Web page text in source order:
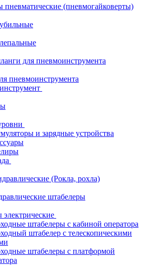
пневматические (пневмогайковерты)
для пневмоинструмента
пневмоинструмента
и зарядные устройства
(Рокла, рохла)
штабелеры
штабелеры с кабиной оператора
штабелер с телескопическими
штабелеры с платформой